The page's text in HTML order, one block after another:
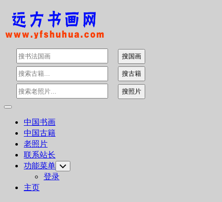
Skip
content
Expand
中国书画
中国古籍
老照片
联系站长
功能菜单 Toggle
Child
Menu
登录
主页